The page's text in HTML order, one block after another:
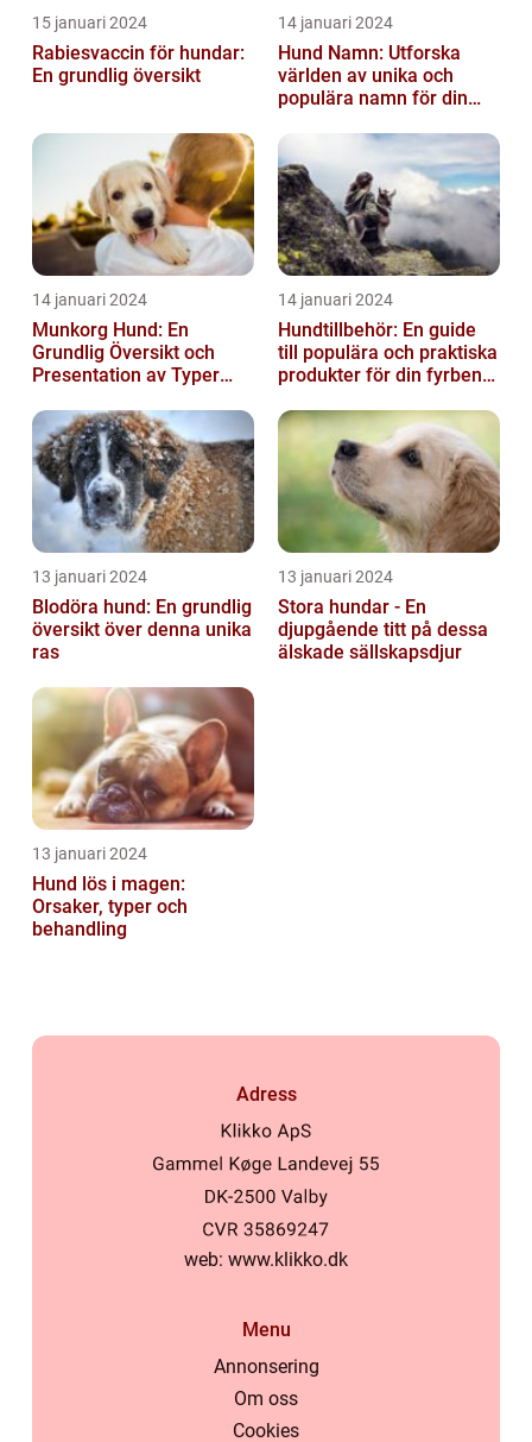
15 januari 2024
Rabiesvaccin för hundar:
En grundlig översikt
14 januari 2024
Hund Namn: Utforska
världen av unika och
populära namn för din
14 januari 2024
Munkorg Hund: En
Grundlig Översikt och
Presentation av Typer
14 januari 2024
Hundtillbehör: En guide
till populära och praktiska
produkter för din fyrbenta
13 januari 2024
Blodöra hund: En grundlig
översikt över denna unika
ras
13 januari 2024
Stora hundar - En
djupgående titt på dessa
älskade sällskapsdjur
13 januari 2024
Hund lös i magen:
Orsaker, typer och
behandling
Adress
web: www.klikko.dk
Menu
Annonsering
Om oss
Cookies